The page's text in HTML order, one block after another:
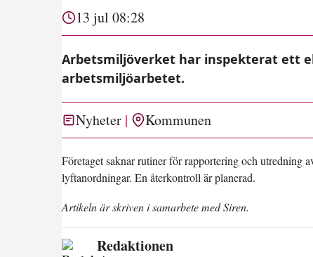
13 jul 08:28
Arbetsmiljöverket har inspekterat ett
arbetsmiljöarbetet.
Nyheter Kommunen
Företaget saknar rutiner för rapportering och utredning
lyftanordningar. En återkontroll är planerad.
Artikeln är skriven i samarbete med Siren.
Redaktionen